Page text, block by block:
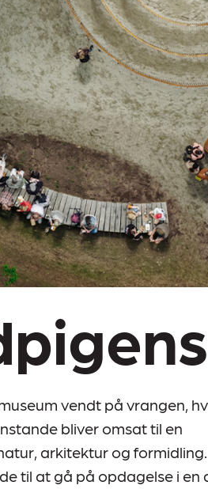
vendt på vrangen,
bliver omsat til en
arkitektur og formidling.
til at gå på opdagelse i en